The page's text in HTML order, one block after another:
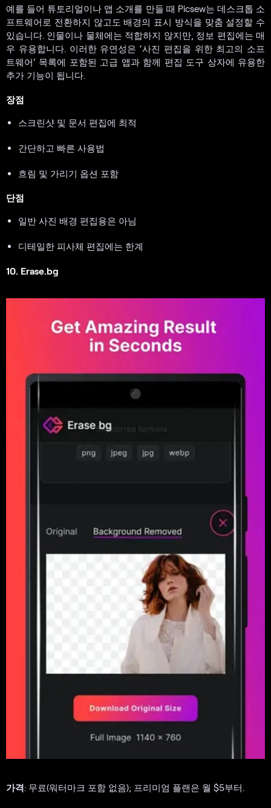
예를 들어 튜토리얼이나 앱 소개를 만들 때 Picsew는 데스크톱 소
프트웨어로 전환하지 않고도 배경의 표시 방식을 맞춤 설정할 수
있습니다. 인물이나 물체에는 적합하지 않지만, 정보 편집에는 매
우 유용합니다. 이러한 유연성은 ‘사진 편집을 위한 최고의 소프
트웨어’ 목록에 포함된 고급 앱과 함께 편집 도구 상자에 유용한
추가 기능이 됩니다.
장점
스크린샷 및 문서 편집에 최적
간단하고 빠른 사용법
흐림 및 가리기 옵션 포함
단점
일반 사진 배경 편집용은 아님
디테일한 피사체 편집에는 한계
10. Erase.bg
가격: 무료(워터마크 포함 없음); 프리미엄 플랜은 월 $5부터.